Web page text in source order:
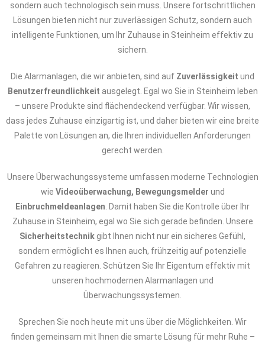
sondern auch technologisch sein muss. Unsere fortschrittlichen
Lösungen bieten nicht nur zuverlässigen Schutz, sondern auch
intelligente Funktionen, um Ihr Zuhause in Steinheim effektiv zu
sichern.
Die Alarmanlagen, die wir anbieten, sind auf Zuverlässigkeit und
Benutzerfreundlichkeit ausgelegt. Egal wo Sie in Steinheim leben
– unsere Produkte sind flächendeckend verfügbar. Wir wissen,
dass jedes Zuhause einzigartig ist, und daher bieten wir eine breite
Palette von Lösungen an, die Ihren individuellen Anforderungen
gerecht werden.
Unsere Überwachungssysteme umfassen moderne Technologien
wie Videoüberwachung, Bewegungsmelder und
Einbruchmeldeanlagen . Damit haben Sie die Kontrolle über Ihr
Zuhause in Steinheim, egal wo Sie sich gerade befinden. Unsere
Sicherheitstechnik gibt Ihnen nicht nur ein sicheres Gefühl,
sondern ermöglicht es Ihnen auch, frühzeitig auf potenzielle
Gefahren zu reagieren. Schützen Sie Ihr Eigentum effektiv mit
unseren hochmodernen Alarmanlagen und
Überwachungssystemen.
Sprechen Sie noch heute mit uns über die Möglichkeiten. Wir
finden gemeinsam mit Ihnen die smarte Lösung für mehr Ruhe –